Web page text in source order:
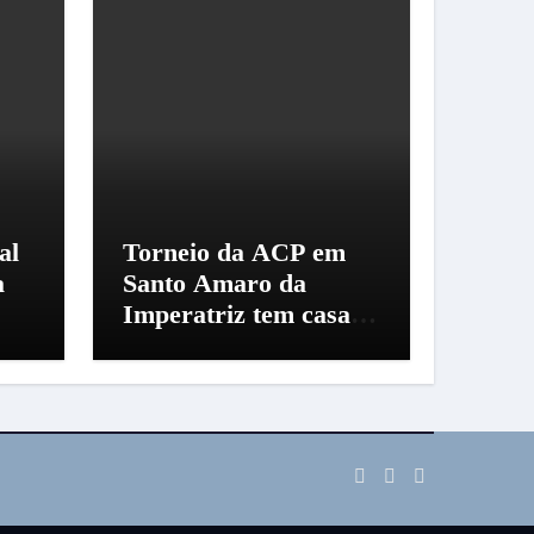
Torneio da ACP em
Santo Amaro da
Imperatriz tem casa